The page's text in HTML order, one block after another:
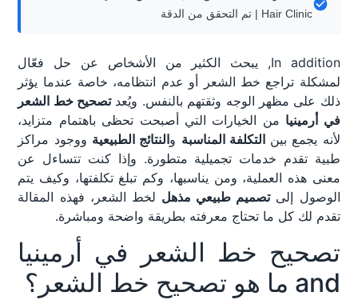
Hair Clinic | تم التحقق من الدقة
In addition, يبحث الكثير من الأشخاص عن حل فعّال
لمشكلة تراجع خط الشعر أو عدم انتظامه، خاصة عندما يؤثر
ذلك على مظهر الوجه وثقتهم بالنفس. ويُعدتصحيح خط الشعر
في أرمينيا من الخيارات التي أصبحت تحظى باهتمام متزايد،
لأنه يجمع بينالتكلفة المناسبة والنتائج الطبيعية ووجود مراكز
طبية تقدم خدمات تجميلية متطورة. وإذا كنت تتساءل عن
معنى هذه العملية، ومن يناسبها، وكم تبلغ تكلفتها، وكيف يتم
الوصول إلىتصميم طبيعي مذهل لخط الشعر، فهذه المقالة
تقدم لك كل ما تحتاج معرفته بطريقة واضحة ومباشرة.
تصحيح خط الشعر في أرمينيا
and ما هو تصحيح خط الشعر؟